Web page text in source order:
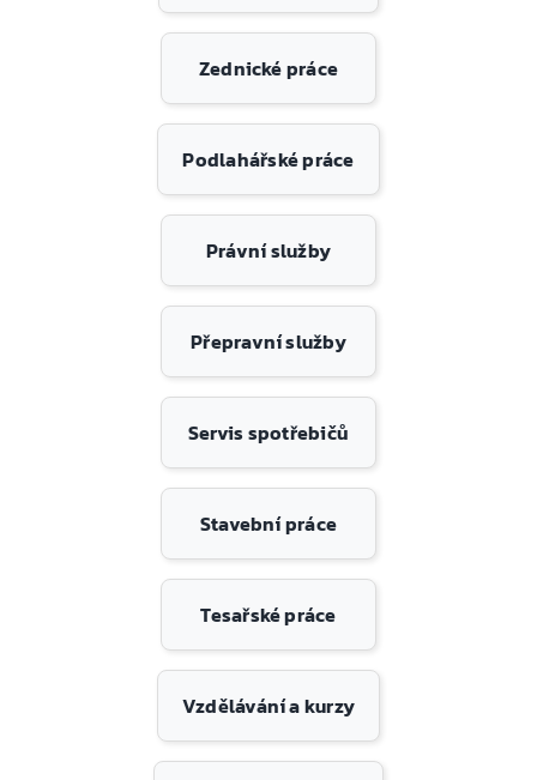
Zednické práce
Podlahářské práce
Právní služby
Přepravní služby
Servis spotřebičů
Stavební práce
Tesařské práce
Vzdělávání a kurzy